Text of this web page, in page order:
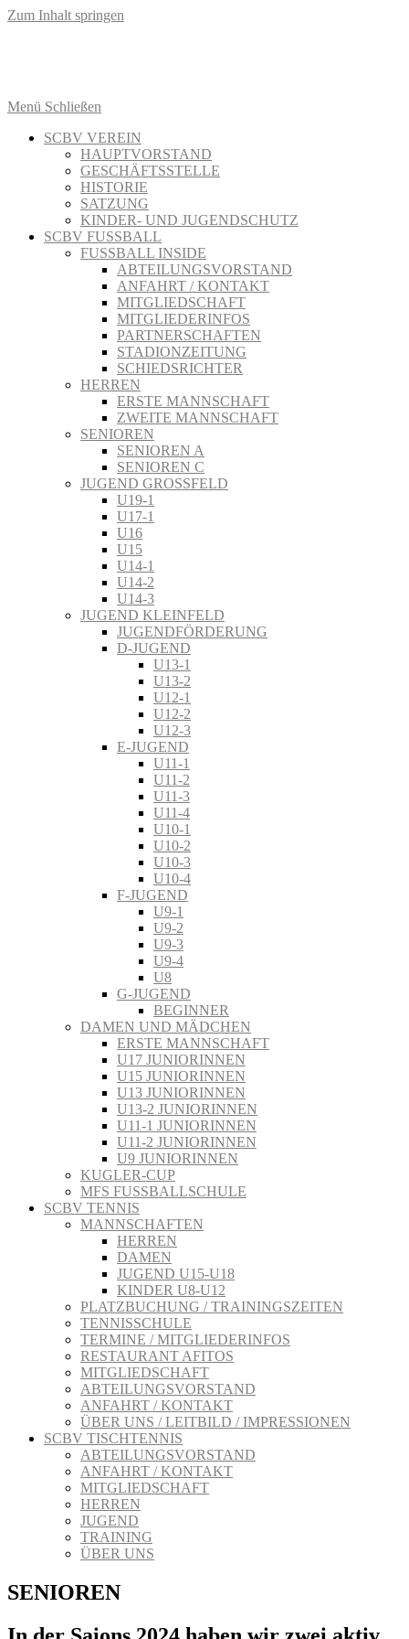
Zum Inhalt springen
Menü Schließen
SCBV VEREIN
HAUPTVORSTAND
GESCHÄFTSSTELLE
HISTORIE
SATZUNG
KINDER- UND JUGENDSCHUTZ
SCBV FUSSBALL
FUSSBALL INSIDE
ABTEILUNGSVORSTAND
ANFAHRT / KONTAKT
MITGLIEDSCHAFT
MITGLIEDERINFOS
PARTNERSCHAFTEN
STADIONZEITUNG
SCHIEDSRICHTER
HERREN
ERSTE MANNSCHAFT
ZWEITE MANNSCHAFT
SENIOREN
SENIOREN A
SENIOREN C
JUGEND GROSSFELD
U19-1
U17-1
U16
U15
U14-1
U14-2
U14-3
JUGEND KLEINFELD
JUGENDFÖRDERUNG
D-JUGEND
U13-1
U13-2
U12-1
U12-2
U12-3
E-JUGEND
U11-1
U11-2
U11-3
U11-4
U10-1
U10-2
U10-3
U10-4
F-JUGEND
U9-1
U9-2
U9-3
U9-4
U8
G-JUGEND
BEGINNER
DAMEN UND MÄDCHEN
ERSTE MANNSCHAFT
U17 JUNIORINNEN
U15 JUNIORINNEN
U13 JUNIORINNEN
U13-2 JUNIORINNEN
U11-1 JUNIORINNEN
U11-2 JUNIORINNEN
U9 JUNIORINNEN
KUGLER-CUP
MFS FUSSBALLSCHULE
SCBV TENNIS
MANNSCHAFTEN
HERREN
DAMEN
JUGEND U15-U18
KINDER U8-U12
PLATZBUCHUNG / TRAININGSZEITEN
TENNISSCHULE
TERMINE / MITGLIEDERINFOS
RESTAURANT AFITOS
MITGLIEDSCHAFT
ABTEILUNGSVORSTAND
ANFAHRT / KONTAKT
ÜBER UNS / LEITBILD / IMPRESSIONEN
SCBV TISCHTENNIS
ABTEILUNGSVORSTAND
ANFAHRT / KONTAKT
MITGLIEDSCHAFT
HERREN
JUGEND
TRAINING
ÜBER UNS
SENIOREN